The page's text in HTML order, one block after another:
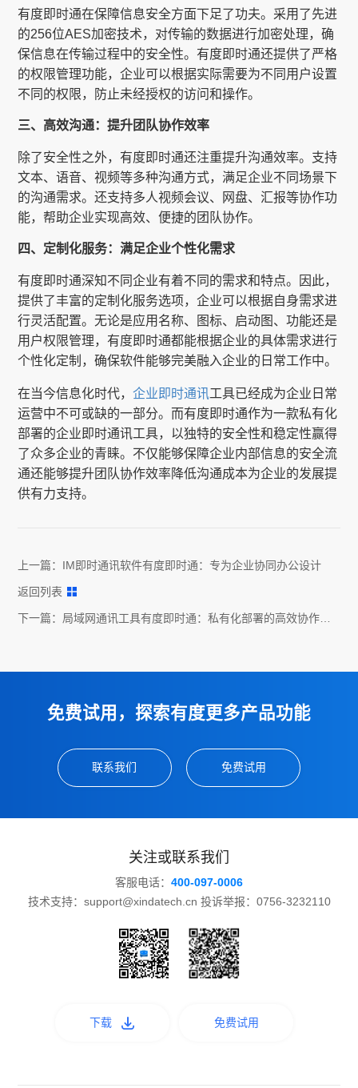
有度即时通在保障信息安全方面下足了功夫。采用了先进
的256位AES加密技术，对传输的数据进行加密处理，确
保信息在传输过程中的安全性。有度即时通还提供了严格
的权限管理功能，企业可以根据实际需要为不同用户设置
不同的权限，防止未经授权的访问和操作。
三、高效沟通：提升团队协作效率
除了安全性之外，有度即时通还注重提升沟通效率。支持
文本、语音、视频等多种沟通方式，满足企业不同场景下
的沟通需求。还支持多人视频会议、网盘、汇报等协作功
能，帮助企业实现高效、便捷的团队协作。
四、定制化服务：满足企业个性化需求
有度即时通深知不同企业有着不同的需求和特点。因此，
提供了丰富的定制化服务选项，企业可以根据自身需求进
行灵活配置。无论是应用名称、图标、启动图、功能还是
用户权限管理，有度即时通都能根据企业的具体需求进行
个性化定制，确保软件能够完美融入企业的日常工作中。
在当今信息化时代，企业即时通讯工具已经成为企业日常
运营中不可或缺的一部分。而有度即时通作为一款私有化
部署的企业即时通讯工具，以独特的安全性和稳定性赢得
了众多企业的青睐。不仅能够保障企业内部信息的安全流
通还能够提升团队协作效率降低沟通成本为企业的发展提
供有力支持。
上一篇： IM即时通讯软件有度即时通：专为企业协同办公设计
返回列表
下一篇： 局域网通讯工具有度即时通：私有化部署的高效协作平
免费试用，探索有度更多产品功能
联系我们 免费试用
关注或联系我们
客服电话： 400-097-0006
技术支持：support@xindatech.cn 投诉举报：0756-3232110
下载 免费试用